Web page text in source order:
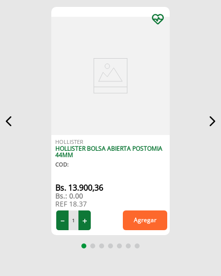
HOLLISTER
HOLLISTER BOLSA ABIERTA POSTOMIA
44MM
COD:
13.900,36
Bs.: 0.00
REF 18.37
＋
－ Agregar